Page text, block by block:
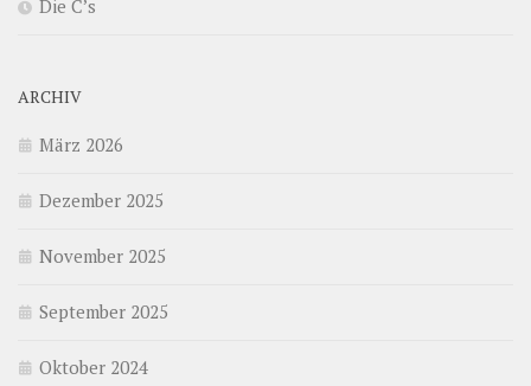
Die C’s
ARCHIV
März 2026
Dezember 2025
November 2025
September 2025
Oktober 2024